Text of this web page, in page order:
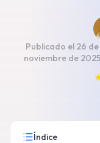
Publicado el 26 de
noviembre de 2025
Índice